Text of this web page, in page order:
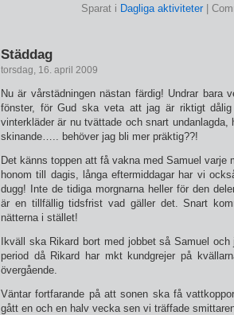
Sparat i Dagliga aktiviteter|
Städdag
torsdag, 16. april 2009
Nu är vårstädningen nästan färdig! Undrar bara
fönster, för Gud ska veta att jag är riktigt
vinterkläder är nu tvättade och snart undanlagda,
skinande….. behöver jag bli mer präktig??!
Det känns toppen att få vakna med Samuel varje
honom till dagis, långa eftermiddagar har vi
dugg! Inte de tidiga morgnarna heller för den
är en tillfällig tidsfrist vad gäller det. Snart
nätterna i stället!
Ikväll ska Rikard bort med jobbet så Samuel
period då Rikard har mkt kundgrejer på
övergående.
Väntar fortfarande på att sonen ska få
gått en och en halv vecka sen vi träffade